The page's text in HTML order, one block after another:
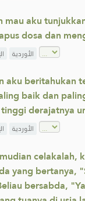
mau aku
dosa dan
الأوردية
aku beritahukan
baik dan
derajatnya
الأوردية
celakalah,
yang bertanya,
bersabda,